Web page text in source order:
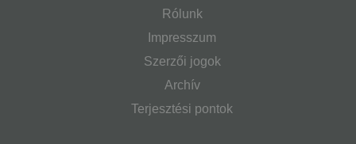
Rólunk
Impresszum
Szerzői jogok
Archív
Terjesztési pontok